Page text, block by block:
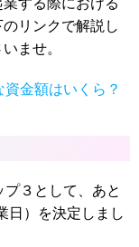
リンクで解説し
ませ。
金額はいくら？
３として、 あと
日）を決定しまし